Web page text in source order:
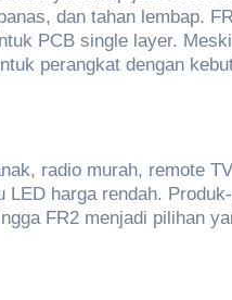
dan tahan lembap.
PCB single layer.
perangkat dengan
radio murah, remote
harga rendah.
FR2 menjadi pilihan